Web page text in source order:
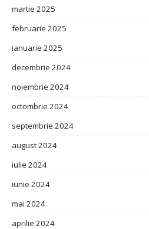
martie 2025
februarie 2025
ianuarie 2025
decembrie 2024
noiembrie 2024
octombrie 2024
septembrie 2024
august 2024
iulie 2024
iunie 2024
mai 2024
aprilie 2024